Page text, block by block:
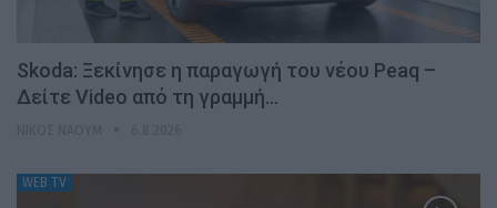
Skoda: Ξεκίνησε η παραγωγή του νέου Peaq –
Δείτε Video από τη γραμμή…
WEB TV